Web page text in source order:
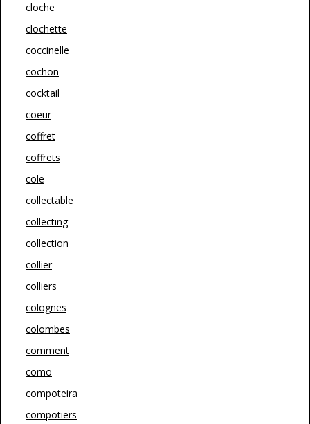
cloche
clochette
coccinelle
cochon
cocktail
coeur
coffret
coffrets
cole
collectable
collecting
collection
collier
colliers
colognes
colombes
comment
como
compoteira
compotiers